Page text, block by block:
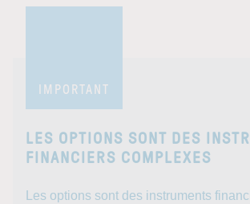
IMPORTANT
LES OPTIONS SONT DES
FINANCIERS COMPLEXES
Les options sont des instruments